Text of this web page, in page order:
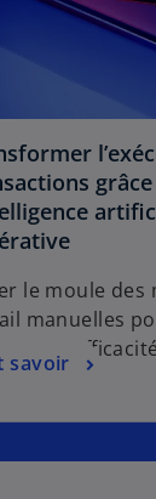
grâce
le moule des
manuelles
coûts.
savoir